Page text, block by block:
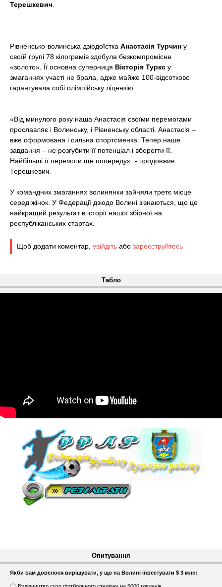
Терешкевич.
Рівненсько-волинська дзюдоїстка Анастасія Турчин у
своїй групі 78 кілограмів здобула безкомпромісне
«золото». Її основна суперниця Вікторія Туркс у
змаганнях участі не брала, адже майже 100-відсотково
гарантувала собі олімпійську ліцензію.
«Від минулого року наша Анастасія своїми перемогами
прославляє і Волинську, і Рівненську області. Анастасія –
вже сформована і сильна спортсменка. Тепер наше
завдання – не розгубити її потенціал і вберегти її.
Найбільші її перемоги ще попереду», - продовжив
Терешкевич.
У командних змаганнях волинянки зайняли третє місце
серед жінок. У Федерації дзюдо Волині зізнаються, що це
найкращий результат в історії нашої збірної на
республіканських стартах.
Щоб додати коментар, увійдіть або зареєструйтесь
Табло
Опитування
Якби вам довелося вирішувати, у що на Волині інвестувати $ 3 млн: